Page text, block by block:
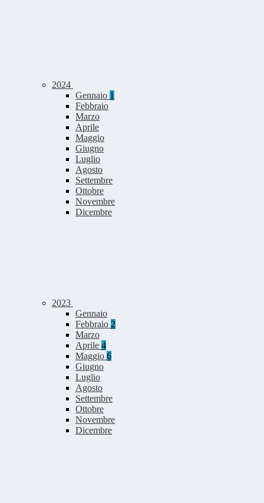
2024
Gennaio 1
Febbraio
Marzo
Aprile
Maggio
Giugno
Luglio
Agosto
Settembre
Ottobre
Novembre
Dicembre
2023
Gennaio
Febbraio 2
Marzo
Aprile 4
Maggio 6
Giugno
Luglio
Agosto
Settembre
Ottobre
Novembre
Dicembre